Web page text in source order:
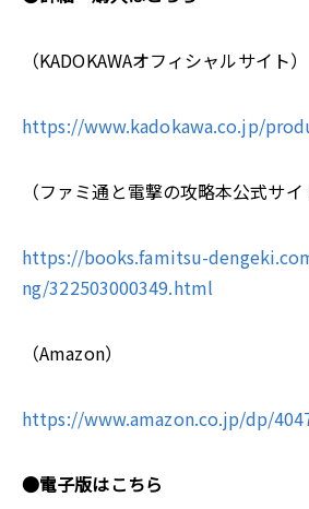
（KADOKAWAオフィシャルサイト）
https://www.kadokawa.co.jp/
（ファミ通と電撃の攻略本公式サイ
https://books.famitsu-
ng/322503000349.html
（Amazon）
https://www.amazon.co.jp/dp/
●電子版はこちら